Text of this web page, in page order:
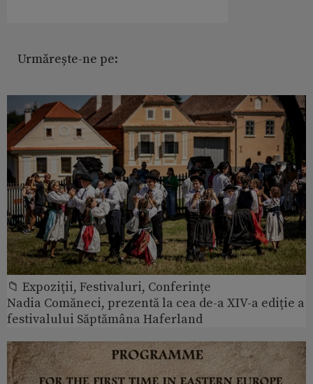
Urmărește-ne pe:
📁 Expoziţii, Festivaluri, Conferințe
Nadia Comăneci, prezentă la cea de-a XIV-a ediție a
festivalului Săptămâna Haferland